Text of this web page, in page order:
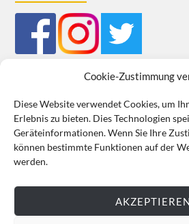
Cookie-Zustimmung
Diese Website verwendet Cookies, um
Erlebnis zu bieten. Dies Technologien
Geräteinformationen. Wenn Sie Ihre
können bestimmte Funktionen auf der
werden.
AKZEPTIEREN
Mein Bestellkonto
Cookie-Richtlinie (EU) Impressum
VERTRAG WIDERRUFEN